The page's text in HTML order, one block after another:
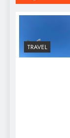
TRAVEL